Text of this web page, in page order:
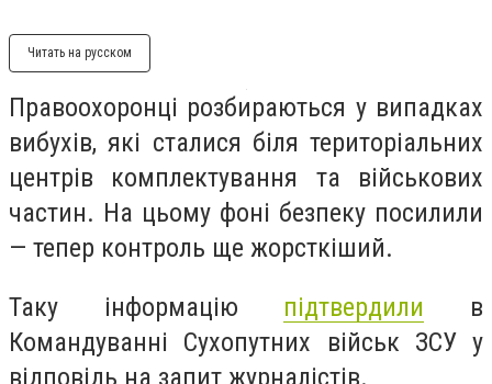
Читать на русском
Правоохоронці розбираються у випадках
вибухів, які сталися біля територіальних
центрів комплектування та військових
частин. На цьому фоні безпеку посилили
— тепер контроль ще жорсткіший.
Таку інформацію підтвердили в
Командуванні Сухопутних військ ЗСУ у
відповідь на запит журналістів.